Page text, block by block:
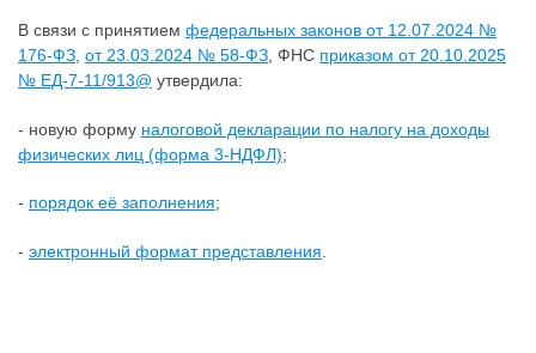
В связи с принятием федеральных законов от 12.07.2024 №
176-ФЗ от 23.03.2024 № 58-ФЗ , ФНС приказом от 20.10.2025
№ ЕД-7-11/913@ утвердила:
- новую форму налоговой декларации по налогу на доходы
физических лиц (форма 3-НДФЛ);
- порядок её заполнения;
- электронный формат представления